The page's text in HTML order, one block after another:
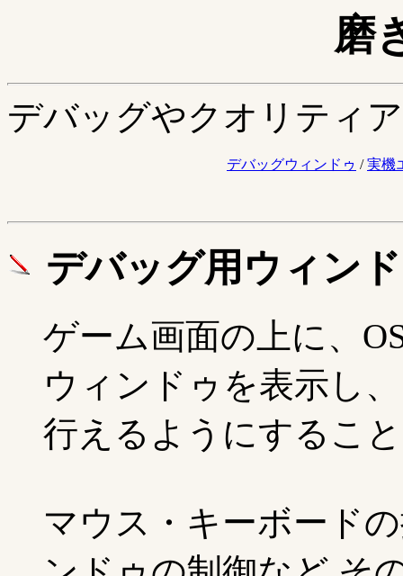
磨
デバッグやクオリティ
デバッグウィンドゥ /実機
デバッグ用ウィン
ゲーム画面の上に、
ウィンドゥを表示し
行えるようにするこ
マウス・キーボード